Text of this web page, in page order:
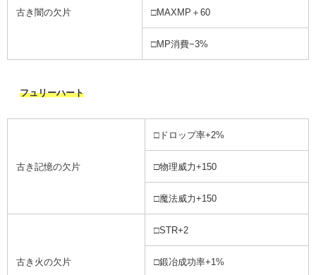
古き闇の欠片 □MAXMP＋60
□MP消費−3%
フュリーハート
古き記憶の欠片
□ドロップ率+2%
□物理威力+150
□魔法威力+150
古き火の欠片
□STR+2
□鍛冶成功率+1%